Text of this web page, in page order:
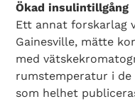
Ökad insulintillgång
Ett annat forskarlag
Gainesville, mätte
med
rumstemperatur i de
som helhet